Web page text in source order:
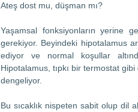
Ateş dost mu, düşman mı?
Yaşamsal fonksiyonların yerine
gerekiyor. Beyindeki hipotalamus
ediyor ve normal koşullar
Hipotalamus, tıpkı bir termostat gibi
dengeliyor.
Bu sıcaklık nispeten sabit olup dil